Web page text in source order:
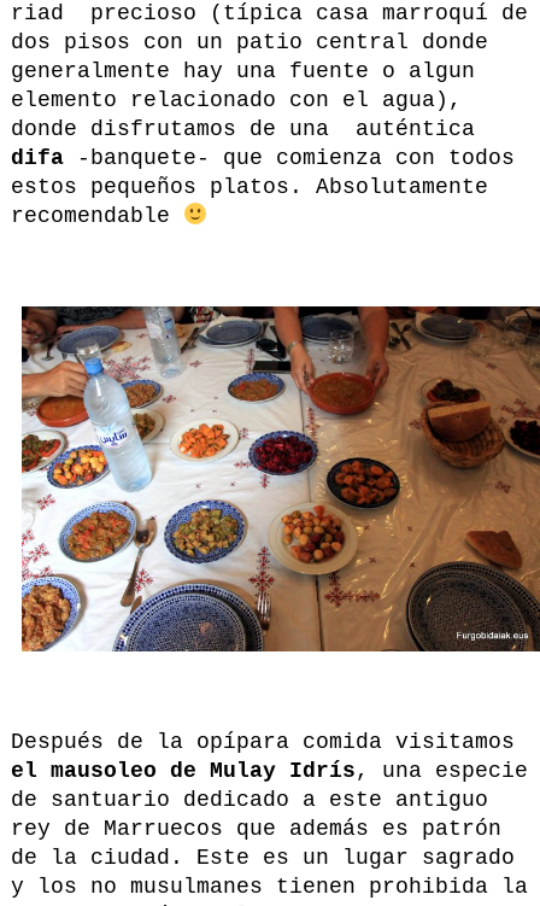
riad precioso (típica casa marroquí de
dos pisos con un patio central donde
generalmente hay una fuente o algun
elemento relacionado con el agua),
donde disfrutamos de una auténtica
difa-banquete- que comienza con todos
estos pequeños platos. Absolutamente
recomendable
Después de la opípara comida visitamos
el mausoleo de Mulay Idrís , una especie
de santuario dedicado a este antiguo
rey de Marruecos que además es patrón
de la ciudad. Este es un lugar sagrado
y los no musulmanes tienen prohibida la